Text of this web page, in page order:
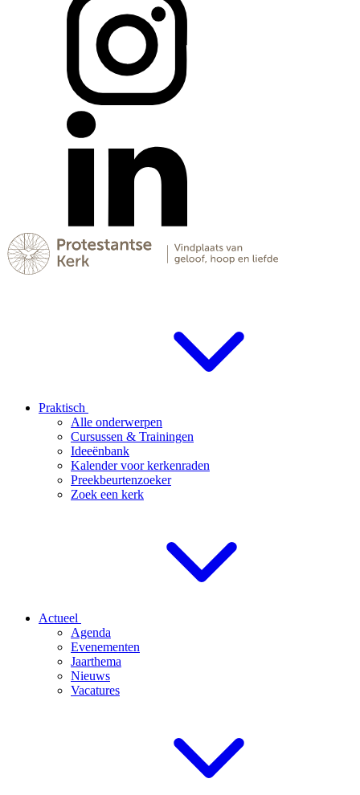
Praktisch
Alle onderwerpen
Cursussen & Trainingen
Ideeënbank
Kalender voor kerkenraden
Preekbeurtenzoeker
Zoek een kerk
Actueel
Agenda
Evenementen
Jaarthema
Nieuws
Vacatures